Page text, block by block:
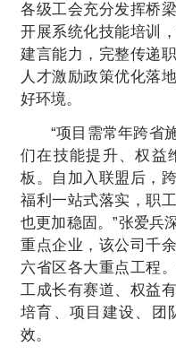
各级工会充分发挥桥
开展系统化技能培训
建言能力，完整传递
人才激励政策优化落
好环境。
“项目需常年跨省
们在技能提升、权益
板。自加入联盟后，
福利一站式落实，职
也更加稳固。”张爱兵
重点企业，该公司千
六省区各大重点工程
工成长有赛道、权益
培育、项目建设、团
效。